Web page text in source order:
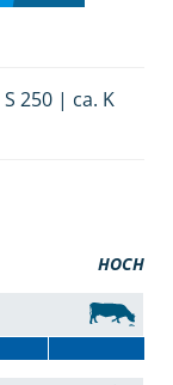
S 250 | ca. K
HOCH